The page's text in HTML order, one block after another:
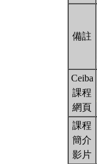
備註
Ceiba
課程
網頁
課程
簡介
影片